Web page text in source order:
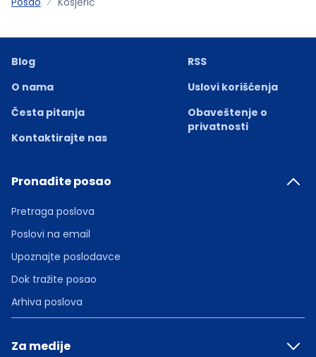
Blog
O nama
Česta pitanja
Kontaktirajte nas
RSS
Uslovi korišćenja
Obaveštenje o
privatnosti
Pronađite posao
Pretraga poslova
Poslovi na email
Upoznajte poslodavce
Dok tražite posao
Arhiva poslova
Za medije